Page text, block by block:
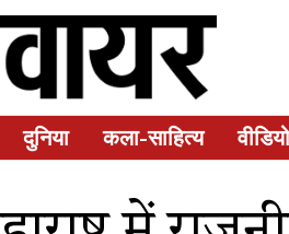
दुनिया कला-साहित्य वीडियो